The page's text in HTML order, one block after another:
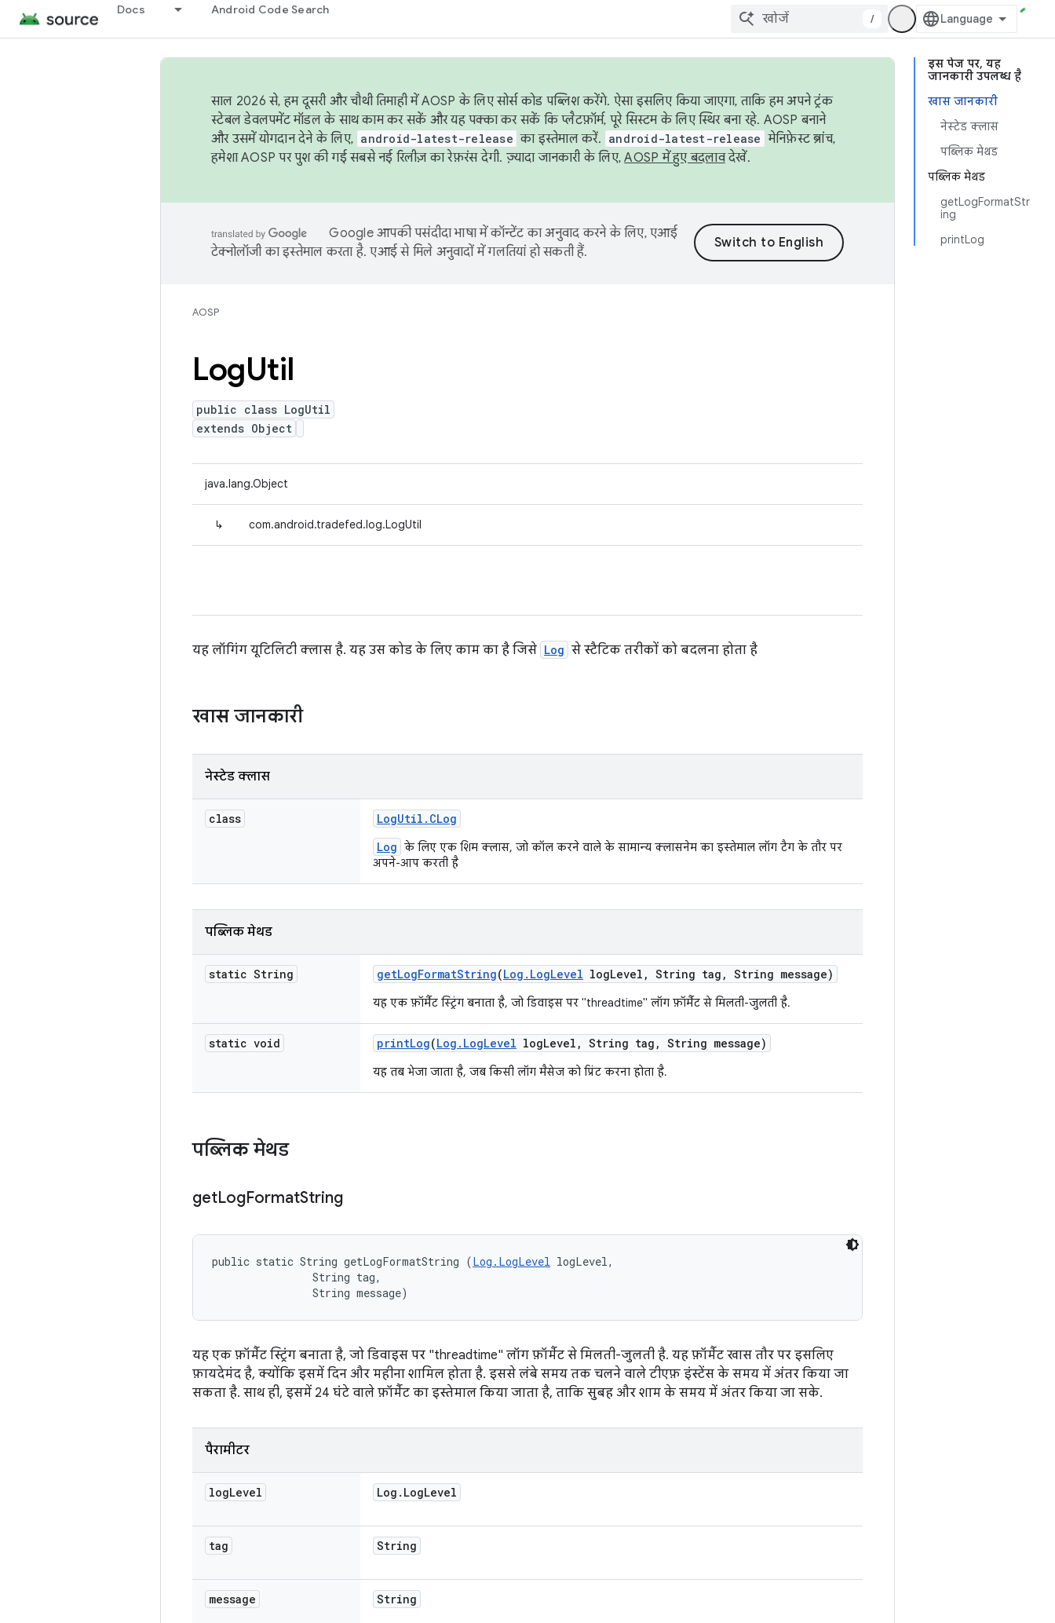
Docs Android Code Search
/
इस पेज पर, यह
जानकारी उपलब्ध है
खास जानकारी
नेस्टेड क्लास
पब्लिक मेथड
पब्लिक मेथड
getLogFormatStr
ing
printLog
साल 2026 से, हम दूसरी और चौथी तिमाही में AOSP के लिए सोर्स कोड पब्लिश करेंगे. ऐसा इसलिए किया जाएगा, ताकि हम अपने ट्रंक
स्टेबल डेवलपमेंट मॉडल के साथ काम कर सकें और यह पक्का कर सकें कि प्लैटफ़ॉर्म, पूरे सिस्टम के लिए स्थिर बना रहे. AOSP बनाने
और उसमें योगदान देने के लिए, android-latest-release का इस्तेमाल करें. android-latest-release मेनिफ़ेस्ट ब्रांच,
हमेशा AOSP पर पुश की गई सबसे नई रिलीज़ का रेफ़रंस देगी. ज़्यादा जानकारी के लिए,AOSP में हुए बदलावदेखें.
Google आपकी पसंदीदा भाषा में कॉन्टेंट का अनुवाद करने के लिए, एआई
टेक्नोलॉजी का इस्तेमाल करता है. एआई से मिले अनुवादों में गलतियां हो सकती हैं.
AOSP
LogUtil
public class LogUtil
extends Object
java.lang.Object
↳ com.android.tradefed.log.LogUtil
यह लॉगिंग यूटिलिटी क्लास है. यह उस कोड के लिए काम का है जिसे Log से स्टैटिक तरीकों को बदलना होता है
खास जानकारी
नेस्टेड क्लास
class LogUtil . CLog
Log के लिए एक शिम क्लास, जो कॉल करने वाले के सामान्य क्लासनेम का इस्तेमाल लॉग टैग के तौर पर
अपने-आप करती है
पब्लिक मेथड
static String getLogFormatString(Log . LogLevel logLevel , String tag , String message)
यह एक फ़ॉर्मैट स्ट्रिंग बनाता है, जो डिवाइस पर "threadtime" लॉग फ़ॉर्मैट से मिलती-जुलती है.
static void printLog(Log . LogLevel logLevel , String tag , String message)
यह तब भेजा जाता है, जब किसी लॉग मैसेज को प्रिंट करना होता है.
पब्लिक मेथड
getLogFormatString
public static String getLogFormatString (Log.LogLevel logLevel,
                String tag,
                String message)
यह एक फ़ॉर्मैट स्ट्रिंग बनाता है, जो डिवाइस पर "threadtime" लॉग फ़ॉर्मैट से मिलती-जुलती है. यह फ़ॉर्मैट खास तौर पर इसलिए
फ़ायदेमंद है, क्योंकि इसमें दिन और महीना शामिल होता है. इससे लंबे समय तक चलने वाले टीएफ़ इंस्टेंस के समय में अंतर किया जा
सकता है. साथ ही, इसमें 24 घंटे वाले फ़ॉर्मैट का इस्तेमाल किया जाता है, ताकि सुबह और शाम के समय में अंतर किया जा सके.
पैरामीटर
logLevel Log . LogLevel
tag String
message String